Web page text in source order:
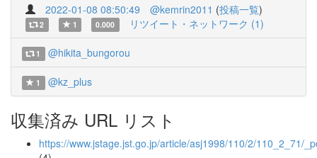
2022-01-08 08:50:49 @kemrin2011 (投稿一覧)
2 1 0.000 リツイート・ネットワーク (1)
1 @hikita_bungorou
1 @kz_plus
収集済み URL リスト
https://www.jstage.jst.go.jp/article/asj1998/110/2/110_2_71/